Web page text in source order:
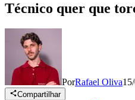
Técnico quer que
PorRafael Oliva
Compartilhar